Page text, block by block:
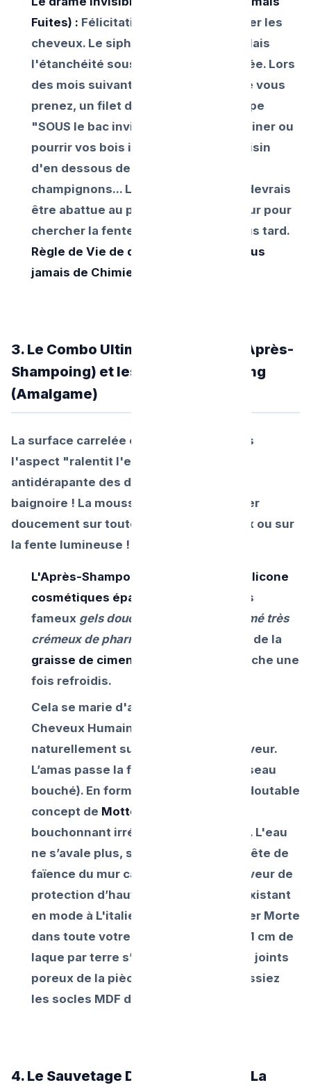
Fuites) : Félicitation la soude à dévorer les
cheveux. Le siphon semble couler! Mais
l'étanchéité sous les dalles est Percée. Lors
des mois suivant chaque douche que vous
prenez, un filet d’eau fuyant s'échappe
"SOUS le bac invisiblement". Ça va ruiner ou
pourrir vos bois intérieurs avec le voisin
d'en dessous de l'étage pour des
champignons... La douche en entier devrais
être abattue au pic et marteau piqueur pour
chercher la fente en ciment 6 ans plus tard.
Règle de Vie de douche Plain pied: Plus
jamais de Chimie chaude corrosive !
3. Le Combo Ultime : Savon Gras (Après-
Shampoing) et les Cheveux Mi-Long
(Amalgame)
La surface carrelée capte beaucoup plus
l'aspect "ralentit l'eau " par la rugosité
antidérapante des dalles versus la lisse
baignoire ! La mousse stagne pour arriver
doucement sur toute la fine crépine Inox ou sur
la fente lumineuse !
L'Après-Shampooing aux huiles ou silicone
cosmétiques épais
et les résidus des
fameux gels douches moussant parfumé très
crémeux de pharmacie d'allergie
sont de la
graisse de cimentation
presque étanche une
fois refroidis.
Cela se marie d'amour instantané au
Cheveux Humains épais chutant
naturellement sur les galets du receveur.
L’amas passe la fine grille inox ! (Tasseau
bouché). En formant tout-à-fait le redoutable
concept de Motte de beurre de laine
bouchonnant irrésistible le caniveau. L'eau
ne s’avale plus, s’étale, remonte l'arrête de
faïence du mur car la baquet de receveur de
protection d’hauteur rebord est "inexistant
en mode à L'italienne"... Et c'est la Mer Morte
dans toute votre salle de bains avec 1 cm de
laque par terre s’infiltrant autour des joints
poreux de la pièce sèche en pénétrassiez
les socles MDF de meubles !
4. Le Sauvetage Dépannages Pro : La